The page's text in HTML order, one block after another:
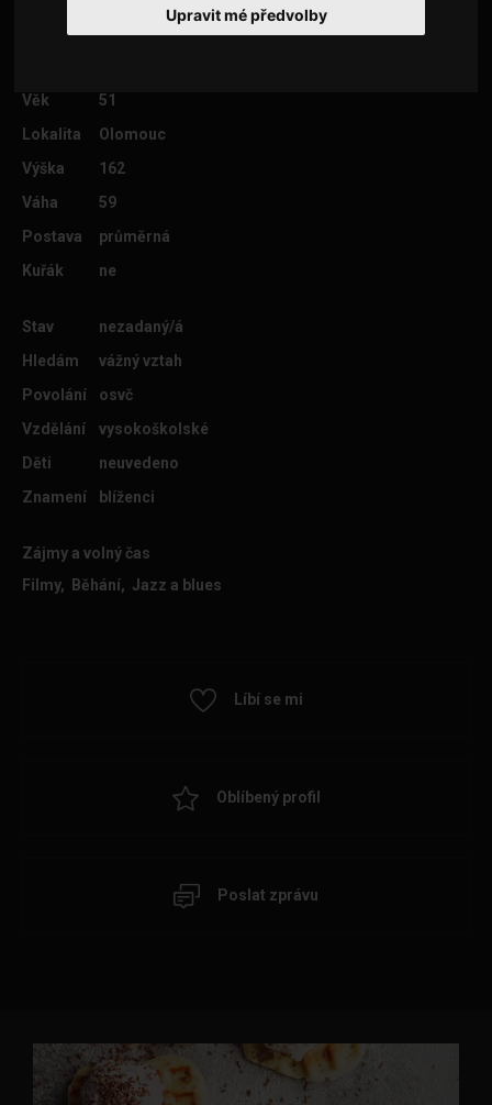
Upravit mé předvolby
Věk
51
Lokalita
Olomouc
Výška
162
Váha
59
Postava
průměrná
Kuřák
ne
Stav
nezadaný/á
Hledám
vážný vztah
Povolání
osvč
Vzdělání
vysokoškolské
Děti
neuvedeno
Znamení
blíženci
Zájmy a volný čas
Filmy, Běhání, Jazz a blues
Líbí se mi
Oblíbený profil
Poslat zprávu